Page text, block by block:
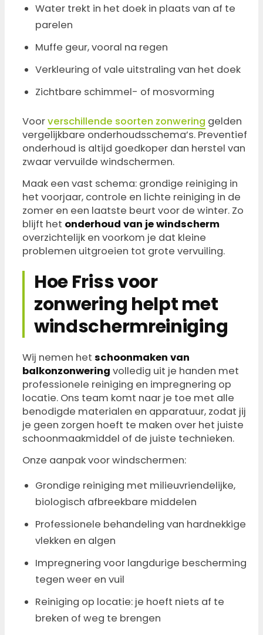
Water trekt in het doek in plaats van af te
parelen
Muffe geur, vooral na regen
Verkleuring of vale uitstraling van het doek
Zichtbare schimmel- of mosvorming
Voorverschillende soorten zonwering gelden
vergelijkbare onderhoudsschema’s. Preventief
onderhoud is altijd goedkoper dan herstel van
zwaar vervuilde windschermen.
Maak een vast schema: grondige reiniging in
het voorjaar, controle en lichte reiniging in de
zomer en een laatste beurt voor de winter. Zo
blijft het onderhoud van je windscherm
overzichtelijk en voorkom je dat kleine
problemen uitgroeien tot grote vervuiling.
Hoe Friss voor
zonwering helpt met
windschermreiniging
Wij nemen het schoonmaken van
balkonzonwering volledig uit je handen met
professionele reiniging en impregnering op
locatie. Ons team komt naar je toe met alle
benodigde materialen en apparatuur, zodat jij
je geen zorgen hoeft te maken over het juiste
schoonmaakmiddel of de juiste technieken.
Onze aanpak voor windschermen:
Grondige reiniging met milieuvriendelijke,
biologisch afbreekbare middelen
Professionele behandeling van hardnekkige
vlekken en algen
Impregnering voor langdurige bescherming
tegen weer en vuil
Reiniging op locatie: je hoeft niets af te
breken of weg te brengen